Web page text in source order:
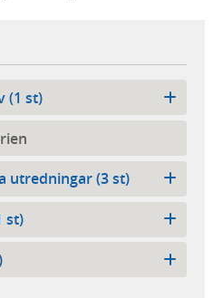
(1 st)
utredningar (3 st)
st)